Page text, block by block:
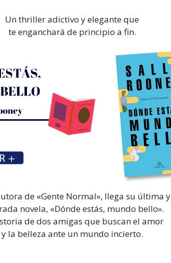
Un thriller adictivo y elegante que
te enganchará de principio a fin.
de «Gente Normal», llega su última y
novela, «Dónde estás, mundo bello».
de dos amigas que buscan el amor
y la belleza ante un mundo incierto.